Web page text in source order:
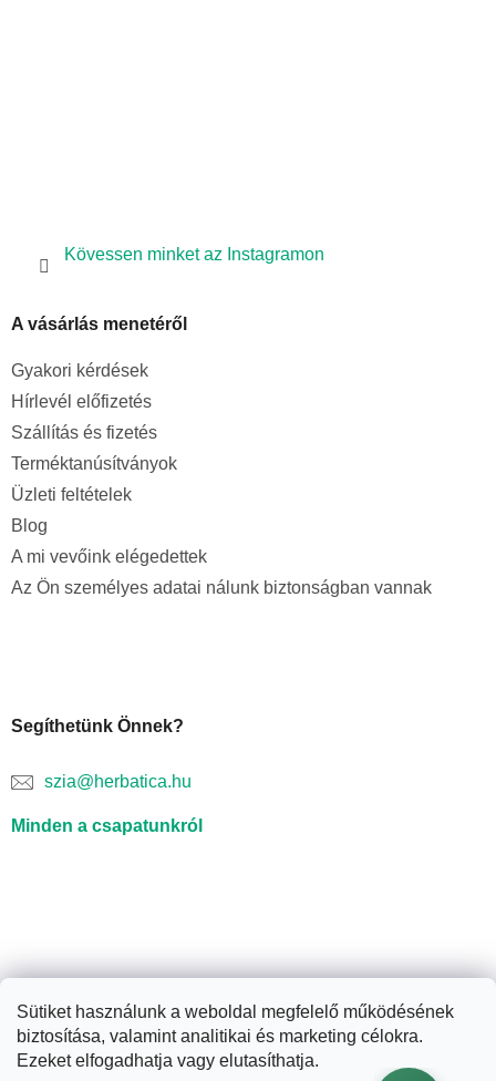
Sütiket használunk a weboldal megfelelő működésének
biztosítása, valamint analitikai és marketing célokra.
Ezeket elfogadhatja vagy elutasíthatja.
Kövessen minket az Instagramon
A vásárlás menetéről
Gyakori kérdések
Hírlevél előfizetés
Szállítás és fizetés
Terméktanúsítványok
Üzleti feltételek
Blog
A mi vevőink elégedettek
Az Ön személyes adatai nálunk biztonságban vannak
Segíthetünk Önnek?
szia@herbatica.hu
Minden a csapatunkról
Shoptet készítette